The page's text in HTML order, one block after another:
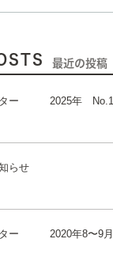
最近の投稿
レター 2025年 No.1
らせ
ター 2020年8〜9月